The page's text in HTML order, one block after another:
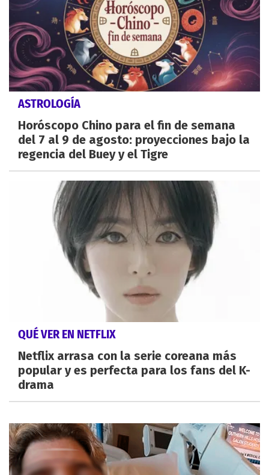
ASTROLOGÍA
Horóscopo Chino para el fin de semana
del 7 al 9 de agosto: proyecciones bajo la
regencia del Buey y el Tigre
QUÉ VER EN NETFLIX
Netflix arrasa con la serie coreana más
popular y es perfecta para los fans del K-
drama